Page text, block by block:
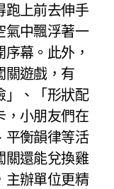
跑上前去伸手
氣中飄浮著一
幕。此外，
關遊戲，有
」、「形狀配
，小朋友們在
平衡韻律等活
關還能兌換雞
主辦單位更精